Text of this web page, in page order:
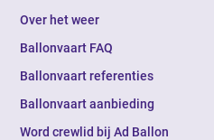
Over het weer
Ballonvaart FAQ
Ballonvaart referenties
Ballonvaart aanbieding
Word crewlid bij Ad Ballon